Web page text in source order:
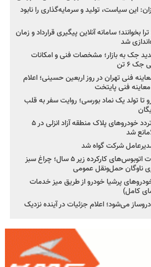
این سیاست، تولید و سرمایه‌گذاری را نابود
بخوانند؛ سامانه آنلاین پیگیری قرارداد و زمان
شد
جک به بازار؛ مشخصات فنی و امکانات
۶ تن
۱۱ خط معاینه فنی تهران در روز اربعین حسینی؛ اعلام
فنی پایتخت
تا تولد یک نماد بورسی؛ روایت سفر به قلب
استاندار گیلان: تردد خودروهای پلاک منطقه آزاد انزلی در ۵
شد
شرکت گواه شد
صدور مجوز واردات اتوبوس‌های کارکرده زیر ۵ سال؛ چراغ سبز
ناوگان حمل‌ونقل عمومی
پرشیا خودرو از طریق میز خدمات
کامل)
می‌شود؛ اعلام جزئیات در آینده نزدیک